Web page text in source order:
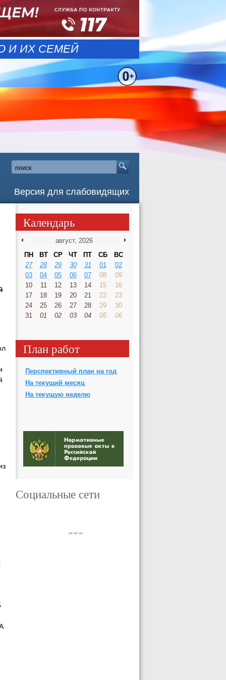
И ИХ СЕМЕЙ
Версия для слабовидящих
Календарь
ПН ВТ СР ЧТ ПТ СБ
ВС
27
28 29 30 31 01
02
03
04 05 06 07 08
09
10
11 12 13 14 15
16
17
18 19 20 21 22
23
24
25 26 27 28 29
30
31
01 02 03 04 05 06
План работ
Перспективный план на год
На текущий месяц
На текущую неделю
Социальные сети